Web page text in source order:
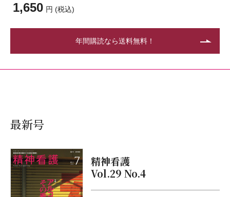
1,650 円 (税込)
年間購読なら送料無料！
最新号
精神看護
Vol.29 No.4